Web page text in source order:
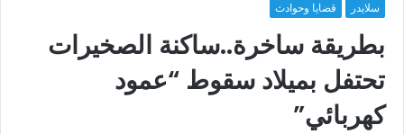
سلايدر قضايا وحوادث
بطريقة ساخرة..ساكنة الصخيرات
تحتفل بميلاد سقوط “عمود
كهربائي”